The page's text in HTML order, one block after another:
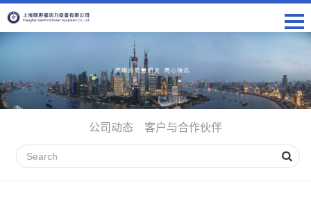
公司动态 客户与合作伙伴